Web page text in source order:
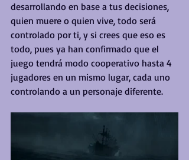
desarrollando en base a tus decisiones,
quien muere o quien vive, todo será
controlado por ti, y si crees que eso es
todo, pues ya han confirmado que el
juego tendrá modo cooperativo hasta 4
jugadores en un mismo lugar, cada uno
controlando a un personaje diferente.